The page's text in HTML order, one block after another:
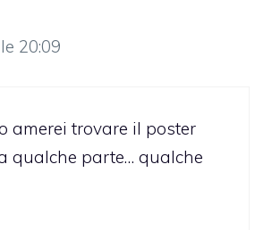
20:09
amerei trovare il poster
qualche parte… qualche